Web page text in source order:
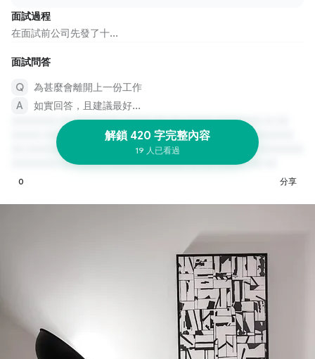
面試過程
在面試前公司先發了十...
面試問答
為甚麼會離開上一份工作
如實回答，且建議最好...
解鎖 420 字完整內容
19 人已看過
0 分享